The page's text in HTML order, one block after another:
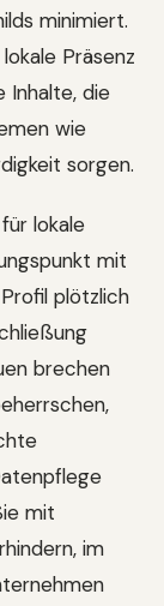
minimiert.
Präsenz
Inhalte, die
wie
sorgen.
lokale
mit
plötzlich
brechen
mit
im